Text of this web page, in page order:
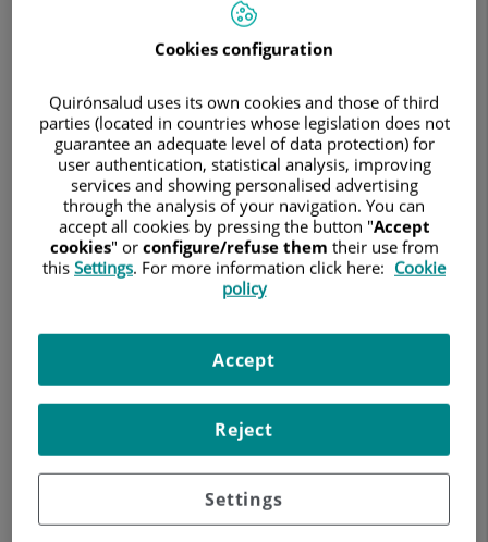
HOSPITAL QUIRÓNSALUD CÓRDOBA
El centro incorpora a su cartera de servicios una atención
integral de las principales patologías relacionadas con el
sistema musculoesquelético, con un equipo multidisciplinar
de profesionales especializados
Hospital Quirónsalud Córdoba
ha puesto en marcha
una nueva Unidad Avanzada de Aparato Locomotor, que tiene
Cookies configuration
Quirónsalud uses its own cookies and those of third
parties (located in countries whose legislation does not
guarantee an adequate level of data protection) for
user authentication, statistical analysis, improving
services and showing personalised advertising
through the analysis of your navigation. You can
accept all cookies by pressing the button "Accept
cookies" or configure/refuse them their use from
this Settings. For more information click here: Cookie
policy
Settings
Reject
Accept